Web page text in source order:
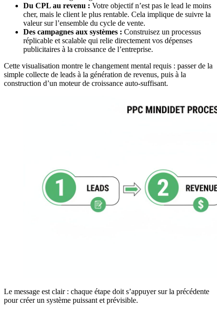
Du CPL au revenu : Votre objectif n’est pas le lead le moins
cher, mais le client le plus rentable. Cela implique de suivre la
valeur sur l’ensemble du cycle de vente.
Des campagnes aux systèmes : Construisez un processus
réplicable et scalable qui relie directement vos dépenses
publicitaires à la croissance de l’entreprise.
Cette visualisation montre le changement mental requis : passer de la
simple collecte de leads à la génération de revenus, puis à la
construction d’un moteur de croissance auto-suffisant.
Le message est clair : chaque étape doit s’appuyer sur la précédente
pour créer un système puissant et prévisible.